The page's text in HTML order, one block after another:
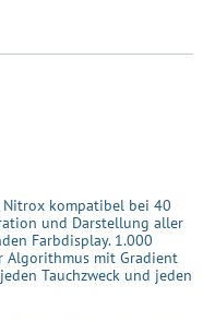
Nitrox kompatibel bei 40
und Darstellung aller
Farbdisplay. 1.000
Algorithmus mit Gradient
Tauchzweck und jeden